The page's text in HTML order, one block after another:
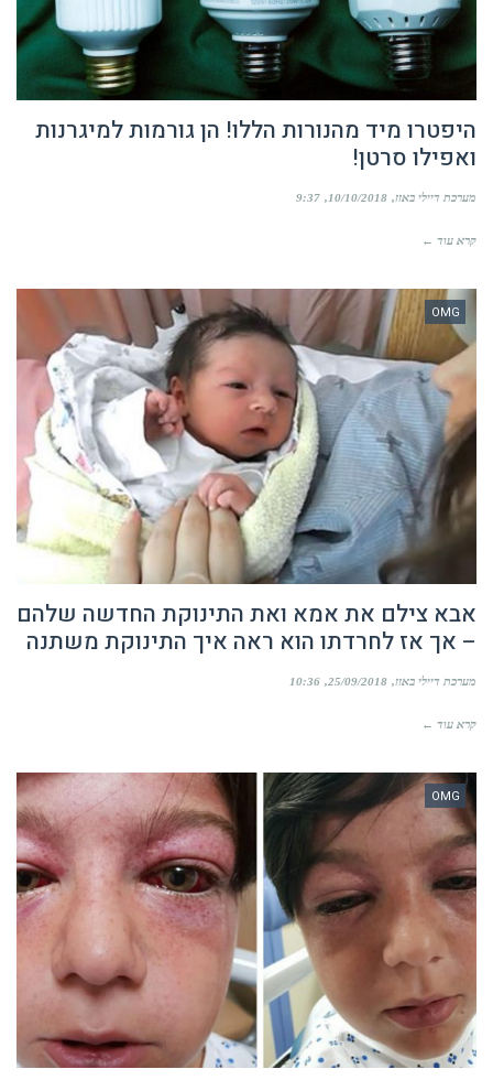
היפטרו מיד מהנורות הללו! הן גורמות למיגרנות
ואפילו סרטן!
מערכת דיילי באזז 10/10/2018
9:37
קרא עוד ←
OMG
אבא צילם את אמא ואת התינוקת החדשה שלהם
– אך אז לחרדתו הוא ראה איך התינוקת משתנה
מערכת דיילי באזז 25/09/2018
10:36
קרא עוד ←
OMG